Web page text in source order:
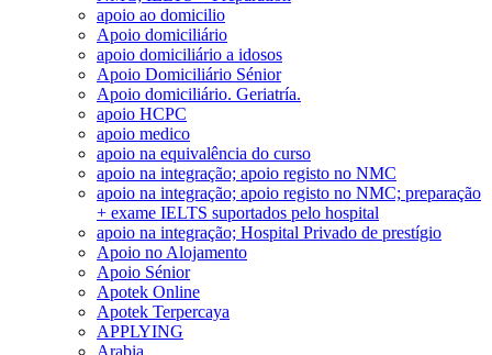
apoio ao domicilio
Apoio domiciliário
apoio domiciliário a idosos
Apoio Domiciliário Sénior
Apoio domiciliário. Geriatría.
apoio HCPC
apoio medico
apoio na equivalência do curso
apoio na integração; apoio registo no NMC
apoio na integração; apoio registo no NMC; preparação
+ exame IELTS suportados pelo hospital
apoio na integração; Hospital Privado de prestígio
Apoio no Alojamento
Apoio Sénior
Apotek Online
Apotek Terpercaya
APPLYING
Arabia